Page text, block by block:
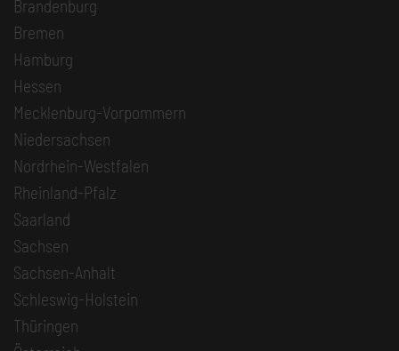
Brandenburg
Bremen
Hamburg
Hessen
Mecklenburg-Vorpommern
Niedersachsen
Nordrhein-Westfalen
Rheinland-Pfalz
Saarland
Sachsen
Sachsen-Anhalt
Schleswig-Holstein
Thüringen